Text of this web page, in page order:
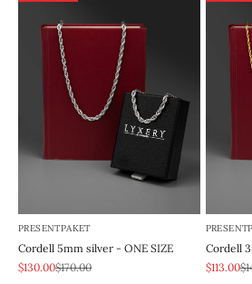
PRESENTPAKET
Cordell 5mm silver - ONE SIZE
REA-pris
$130.00Pris
$170.00
Cordell
REA-pris
$113.00